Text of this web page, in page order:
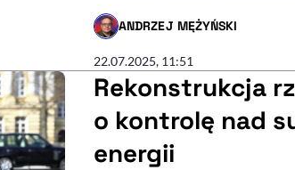
ANDRZEJ MĘŻYŃSKI
- AUTOR ARTYKUŁU - PROFIL
22.07.2025, 11:51
Rekonstrukcja
o kontrolę nad
energii